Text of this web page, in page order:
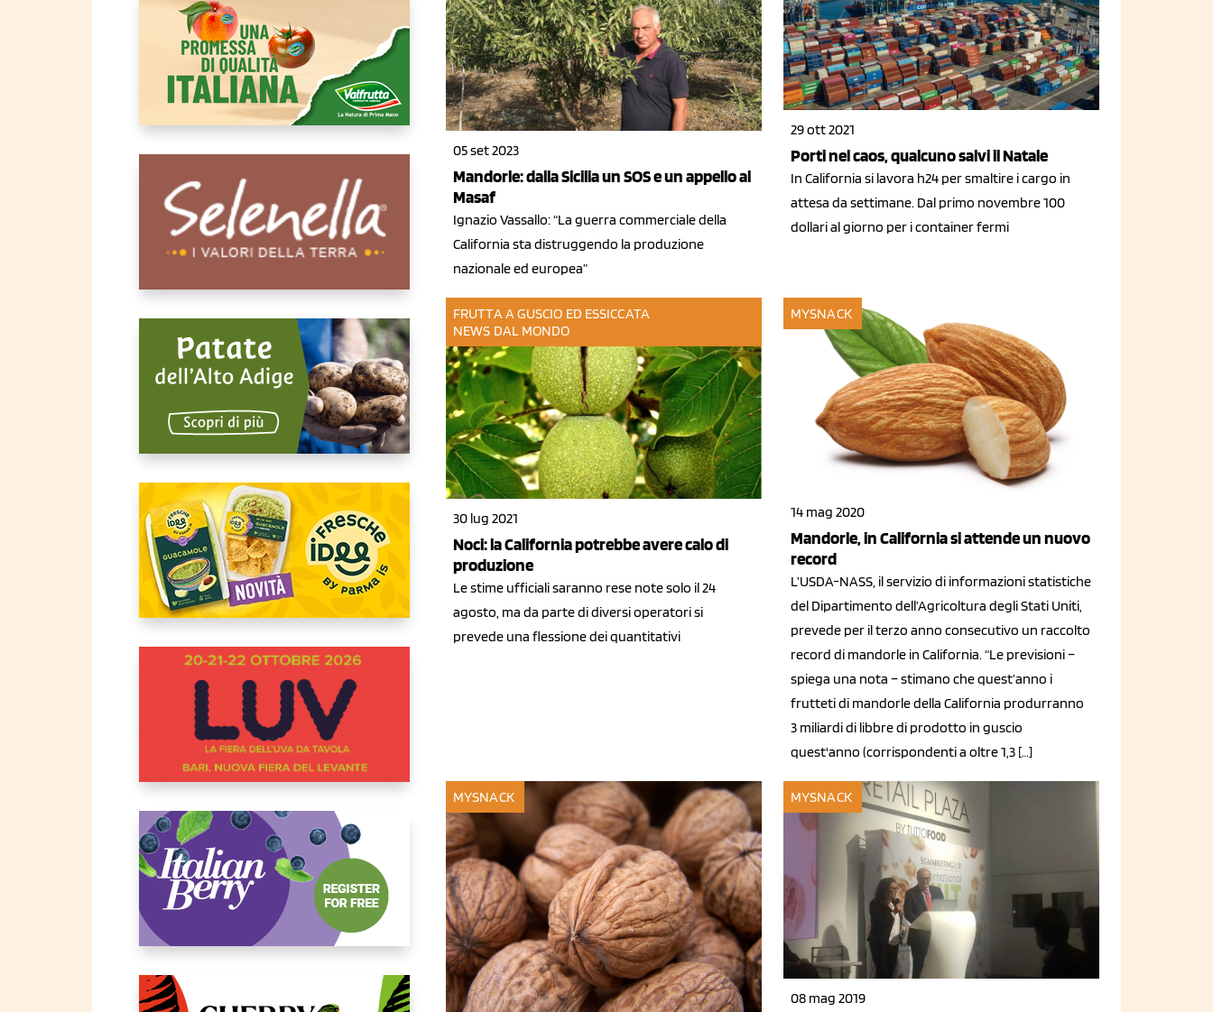
05 set 2023
Mandorle: dalla Sicilia un SOS e un appello al
Masaf
Ignazio Vassallo: “La guerra commerciale della
California sta distruggendo la produzione
nazionale ed europea”
29 ott 2021
Porti nel caos, qualcuno salvi il Natale
In California si lavora h24 per smaltire i cargo in
attesa da settimane. Dal primo novembre 100
dollari al giorno per i container fermi
FRUTTA A GUSCIO ED ESSICCATA
NEWS DAL MONDO
30 lug 2021
Noci: la California potrebbe avere calo di
produzione
Le stime ufficiali saranno rese note solo il 24
agosto, ma da parte di diversi operatori si
prevede una flessione dei quantitativi
MYSNACK
14 mag 2020
Mandorle, in California si attende un nuovo
record
L’USDA-NASS, il servizio di informazioni statistiche
del Dipartimento dell’Agricoltura degli Stati Uniti,
prevede per il terzo anno consecutivo un raccolto
record di mandorle in California. “Le previsioni –
spiega una nota – stimano che quest’anno i
frutteti di mandorle della California produrranno
3 miliardi di libbre di prodotto in guscio
quest'anno (corrispondenti a oltre 1,3 […]
MYSNACK MYSNACK
08 mag 2019